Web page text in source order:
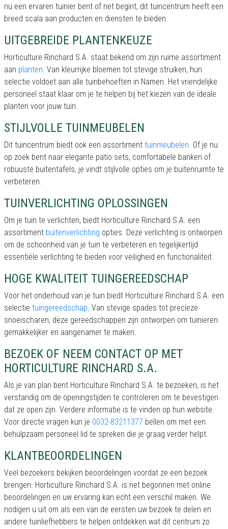
nu een ervaren tuinier bent of net begint, dit tuincentrum heeft een
breed scala aan producten en diensten te bieden.
UITGEBREIDE PLANTENKEUZE
Horticulture Rinchard S.A. staat bekend om zijn ruime assortiment
aan planten. Van kleurrijke bloemen tot stevige struiken, hun
selectie voldoet aan alle tuinbehoeften in Namen. Het vriendelijke
personeel staat klaar om je te helpen bij het kiezen van de ideale
planten voor jouw tuin.
STIJLVOLLE TUINMEUBELEN
Dit tuincentrum biedt ook een assortiment tuinmeubelen. Of je nu
op zoek bent naar elegante patio sets, comfortabele banken of
robuuste buitentafels, je vindt stijlvolle opties om je buitenruimte te
verbeteren.
TUINVERLICHTING OPLOSSINGEN
Om je tuin te verlichten, biedt Horticulture Rinchard S.A. een
assortiment buitenverlichting opties. Deze verlichting is ontworpen
om de schoonheid van je tuin te verbeteren en tegelijkertijd
essentiële verlichting te bieden voor veiligheid en functionaliteit.
HOGE KWALITEIT TUINGEREEDSCHAP
Voor het onderhoud van je tuin biedt Horticulture Rinchard S.A. een
selectie tuingereedschap. Van stevige spades tot precieze
snoeischaren, deze gereedschappen zijn ontworpen om tuinieren
gemakkelijker en aangenamer te maken.
BEZOEK OF NEEM CONTACT OP MET
HORTICULTURE RINCHARD S.A.
Als je van plan bent Horticulture Rinchard S.A. te bezoeken, is het
verstandig om de openingstijden te controleren om te bevestigen
dat ze open zijn. Verdere informatie is te vinden op hun website.
Voor directe vragen kun je 0032-83211377 bellen om met een
behulpzaam personeel lid te spreken die je graag verder helpt.
KLANTBEOORDELINGEN
Veel bezoekers bekijken beoordelingen voordat ze een bezoek
brengen. Horticulture Rinchard S.A. is net begonnen met online
beoordelingen en uw ervaring kan echt een verschil maken. We
nodigen u uit om als een van de eersten uw bezoek te delen en
andere tuinliefhebbers te helpen ontdekken wat dit centrum zo